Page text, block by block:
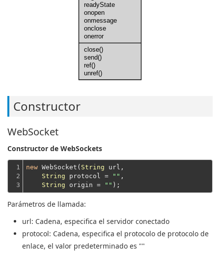
readyState
onopen
onmessage
onclose
onerror
close()
send()
ref()
unref()
Constructor
WebSocket
Constructor de WebSockets
1
2
3
new WebSocket( String url,
String protocol = "" ,
String origin = ""
Parámetros de llamada:
url: Cadena, especifica el servidor conectado
protocol: Cadena, especifica el protocolo de protocolo de
enlace, el valor predeterminado es ""